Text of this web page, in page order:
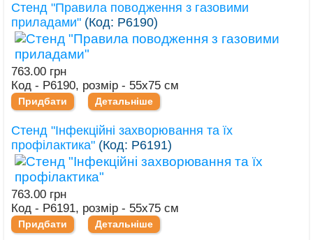
Стенд "Правила поводження з газовими
приладами" (Код: Р6190)
763.00 грн
Код - Р6190, розмір - 55х75 см
Придбати Детальніше
Стенд "Інфекційні захворювання та їх
профілактика" (Код: Р6191)
763.00 грн
Код - Р6191, розмір - 55х75 см
Придбати Детальніше